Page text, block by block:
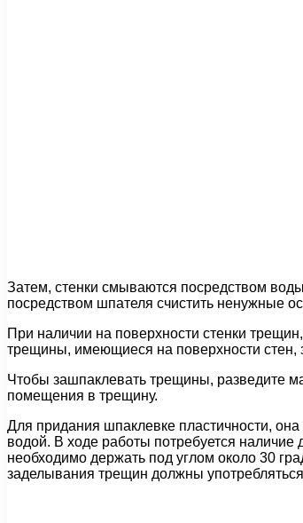
Затем, стенки смываются посредством
посредством шпателя счистить ненужные
При наличии на поверхности стенки
трещины, имеющиеся на поверхности стен,
Чтобы зашпаклевать трещины, разведите
помещения в трещину.
Для придания шпаклевке пластичности,
водой. В ходе работы потребуется наличие
необходимо держать под углом около 30
заделывания трещин должны